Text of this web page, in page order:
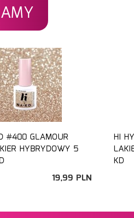
#400 GLAMOUR
HYBRYDOWY 5
19,99 PLN
HI
KD